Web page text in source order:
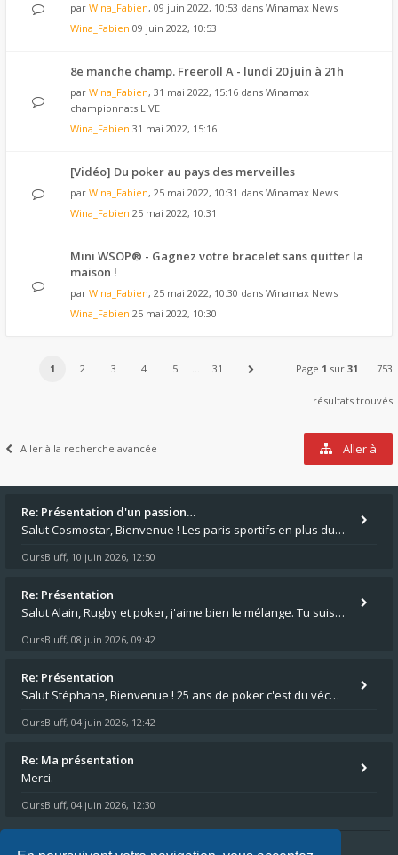
par Wina_Fabien, 09 juin 2022, 10:53 dans Winamax News
Wina_Fabien 09 juin 2022, 10:53
8e manche champ. Freeroll A - lundi 20 juin à 21h
par Wina_Fabien, 31 mai 2022, 15:16 dans Winamax
championnats LIVE
Wina_Fabien 31 mai 2022, 15:16
[Vidéo] Du poker au pays des merveilles
par Wina_Fabien, 25 mai 2022, 10:31 dans Winamax News
Wina_Fabien 25 mai 2022, 10:31
Mini WSOP® - Gagnez votre bracelet sans quitter la
maison !
par Wina_Fabien, 25 mai 2022, 10:30 dans Winamax News
Wina_Fabien 25 mai 2022, 10:30
1 2 3 4 5 … 31 Page 1 sur 31 753
résultats trouvés
Aller à la recherche avancée Aller à
Re: Présentation d'un passion…
Salut Cosmostar, Bienvenue ! Les paris sportifs en plus du poker, c'est ce que je fais aussi. Surtout la NBA, je mise su
OursBluff, 10 juin 2026, 12:50
Re: Présentation
Salut Alain, Rugby et poker, j'aime bien le mélange. Tu suis le rugby du coin ? Moi j'essaie d'aller voir des matchs de
OursBluff, 08 juin 2026, 09:42
Re: Présentation
Salut Stéphane, Bienvenue ! 25 ans de poker c'est du vécu quand même. Moi je suis relativementnouveau (2018) mais j'ai a
OursBluff, 04 juin 2026, 12:42
Re: Ma présentation
Merci.
OursBluff, 04 juin 2026, 12:30